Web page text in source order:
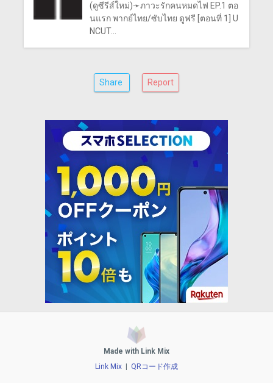
(ดูซีรีส์ใหม่)➛ภาวะรักคนหมดไฟ EP.1 ตอ
นแรก พากย์ไทย/ซับไทย ดูฟรี [ตอนที่ 1] U
NCUT...
Share Report
Made with Link Mix
Link Mix
QRコード作成